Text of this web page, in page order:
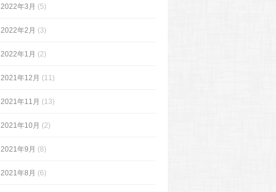
2022年3月 (5)
2022年2月 (3)
2022年1月 (2)
2021年12月 (11)
2021年11月 (13)
2021年10月 (2)
2021年9月 (8)
2021年8月 (6)